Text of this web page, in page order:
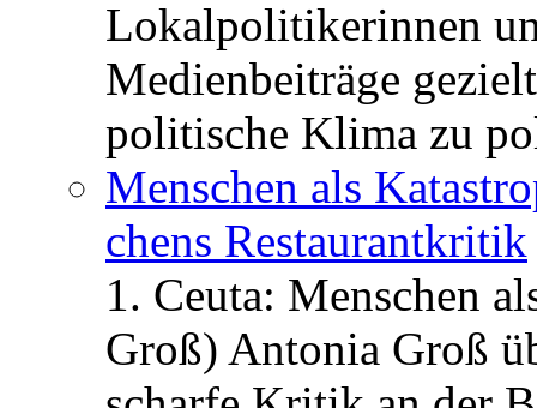
Lokalpolitikerinnen
Medienbeiträge
politische Klima zu
Menschen als
chens Restau­rant­kritik
1. Ceuta: Menschen
Groß) Antonia Groß